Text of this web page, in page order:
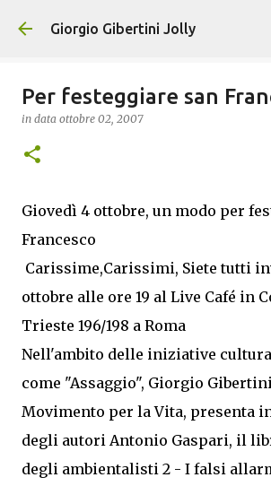
Passa ai contenuti
Giorgio Gibertini Jolly
Per festeggiare san
in data ottobre 02, 2007
Giovedì 4 ottobre, un modo per
Francesco
Carissime,Carissimi, Siete tutti
ottobre alle ore 19 al Live Café in
Trieste 196/198 a Roma
Nell'ambito delle iniziative
come "Assaggio", Giorgio
Movimento per la Vita, presenta
degli autori Antonio Gaspari, il
degli ambientalisti 2 - I falsi